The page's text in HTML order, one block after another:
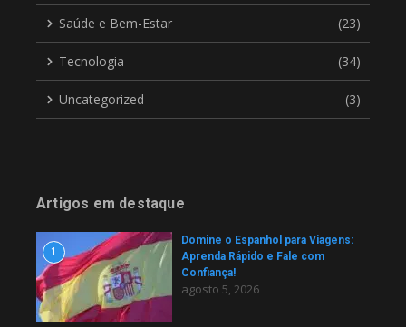
Saúde e Bem-Estar (23)
Tecnologia (34)
Uncategorized (3)
Artigos em destaque
1
Domine o Espanhol para Viagens:
Aprenda Rápido e Fale com
Confiança!
agosto 5, 2026